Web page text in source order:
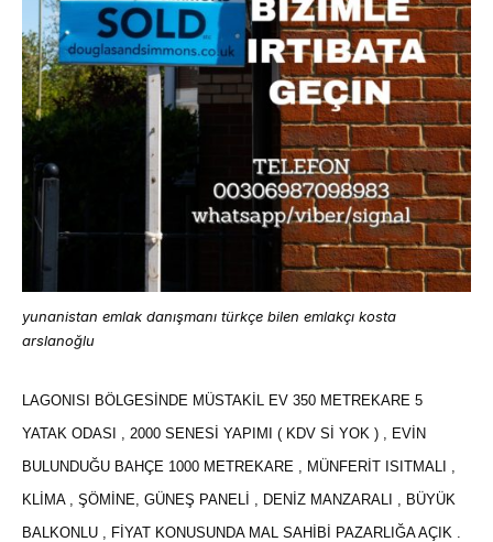
yunanistan emlak danışmanı türkçe bilen emlakçı kosta
arslanoğlu
LAGONISI BÖLGESİNDE MÜSTAKİL EV 350 METREKARE 5
YATAK ODASI , 2000 SENESİ YAPIMI ( KDV Sİ YOK ) , EVİN
BULUNDUĞU BAHÇE 1000 METREKARE , MÜNFERİT ISITMALI ,
KLİMA , ŞÖMİNE, GÜNEŞ PANELİ , DENİZ MANZARALI , BÜYÜK
BALKONLU , FİYAT KONUSUNDA MAL SAHİBİ PAZARLIĞA AÇIK .